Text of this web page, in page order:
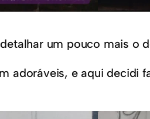
um pouco mais o
adoráveis, e aqui decidi